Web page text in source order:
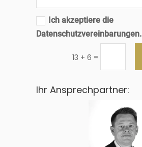
Ich akzeptiere die
Datenschutzvereinbarungen.
13 + 6 =
Ihr Ansprechpartner: